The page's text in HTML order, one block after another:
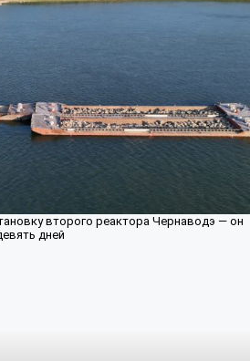
второго реактора Чернаводэ — он
дней